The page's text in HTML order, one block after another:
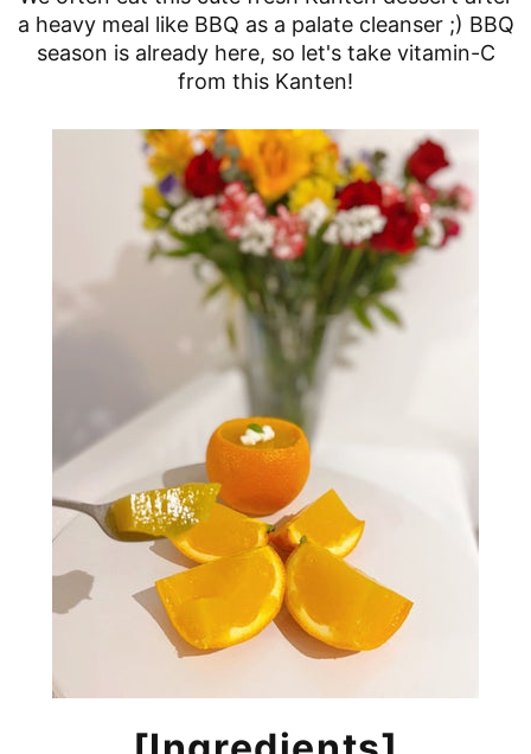
a heavy meal like BBQ as a palate cleanser ;) BBQ
season is already here, so let's take vitamin-C
from this Kanten!